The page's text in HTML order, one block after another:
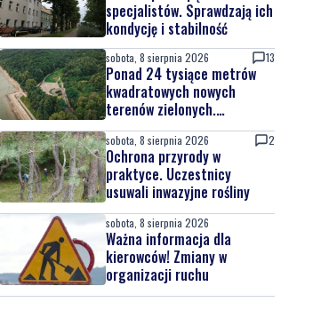
specjalistów. Sprawdzają ich
kondycję i stabilność
sobota, 8 sierpnia 2026 13
Ponad 24 tysiące metrów
kwadratowych nowych
terenów zielonych.
Powstanie nowa przestrzeń
do wypoczynku
sobota, 8 sierpnia 2026 2
Ochrona przyrody w
praktyce. Uczestnicy
usuwali inwazyjne rośliny
sobota, 8 sierpnia 2026
Ważna informacja dla
kierowców! Zmiany w
organizacji ruchu